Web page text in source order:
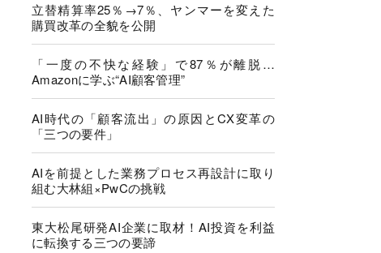
立替精算率25％→7％、ヤンマーを変えた
購買改革の全貌を公開
「一度の不快な経験」で87％が離脱…
Amazonに学ぶ“AI顧客管理”
AI時代の「顧客流出」の原因とCX変革の
「三つの要件」
AIを前提とした業務プロセス再設計に取り
組む大林組×PwCの挑戦
東大松尾研発AI企業に取材！AI投資を利益
に転換する三つの要諦